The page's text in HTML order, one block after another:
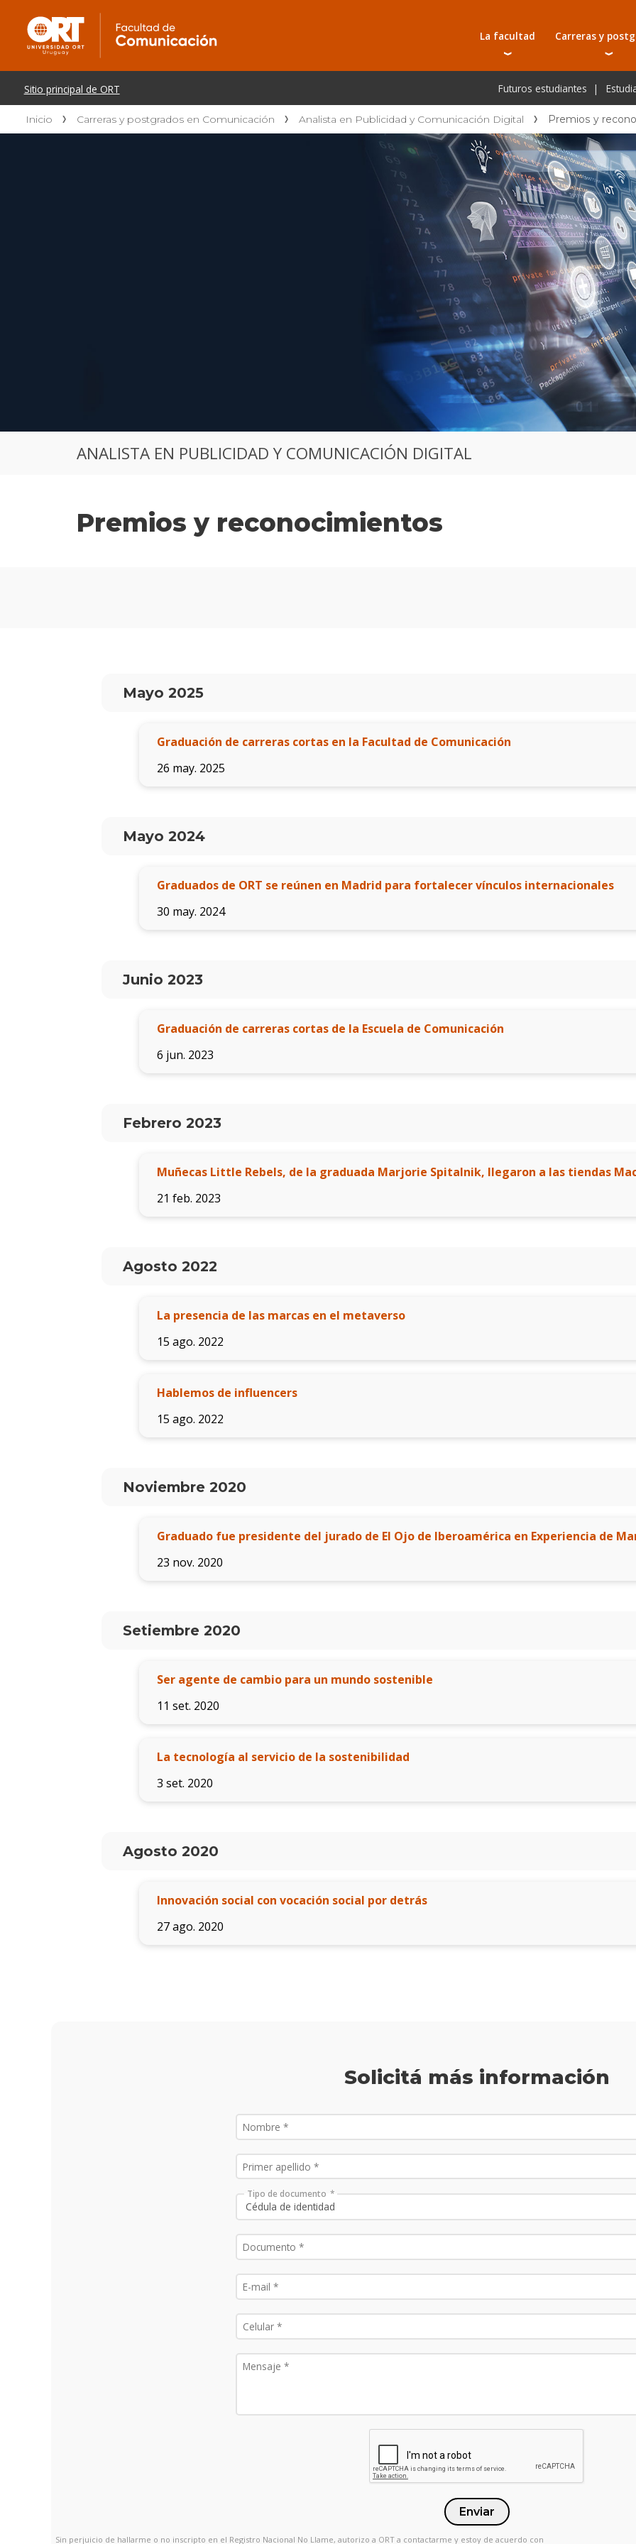
La facultad
Autoridades
Investigación
Laboratorios e infraestructura
Escuela de Postgrados
Carreras y
Carreras
Tecnicaturas
Postgrados
Programas y
Cursos cortos
Toda la oferta
Futuros estudiantes
Inicio Carreras y postgrados en Comunicación Analista en Publicidad y Comunicación Digital Premios y
ANALISTA EN PUBLICIDAD Y COMUNICACIÓN DIGITAL
Premios y reconocimientos
Mayo 2025
Graduación de carreras cortas en la Facultad de Comunicación
26 may. 2025
Mayo 2024
Graduados de ORT se reúnen en Madrid para fortalecer vínculos internacionales
30 may. 2024
Junio 2023
Graduación de carreras cortas de la Escuela de Comunicación
6 jun. 2023
Febrero 2023
Muñecas Little Rebels, de la graduada Marjorie Spitalnik, llegaron a las tiendas
21 feb. 2023
Agosto 2022
La presencia de las marcas en el metaverso
15 ago. 2022
Hablemos de influencers
15 ago. 2022
Noviembre 2020
Graduado fue presidente del jurado de El Ojo de Iberoamérica en Experiencia de
23 nov. 2020
Setiembre 2020
Ser agente de cambio para un mundo sostenible
11 set. 2020
La tecnología al servicio de la sostenibilidad
3 set. 2020
Agosto 2020
Innovación social con vocación social por detrás
27 ago. 2020
Solicitá más información
Tipo de documento
Enviar
Sin perjuicio de hallarme o no inscripto en el Registro Nacional No Llame, autorizo a ORT a contactarme y estoy de acuerdo con